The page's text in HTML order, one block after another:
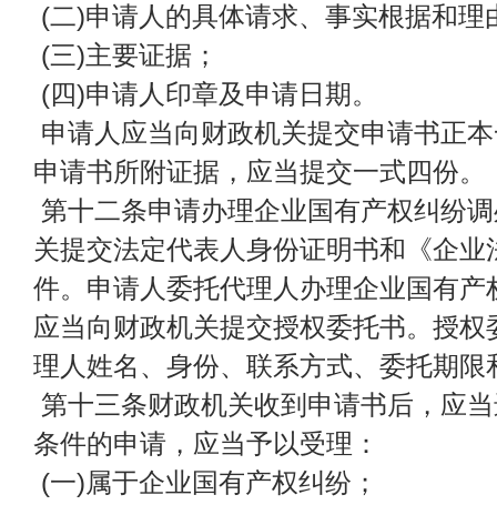
(二)申请人的具体请求、事实根据和理
(三)主要证据；
(四)申请人印章及申请日期。
申请人应当向财政机关提交申请书正
申请书所附证据，应当提交一式四份。
第十二条申请办理企业国有产权纠纷
关提交法定代表人身份证明书和《企
件。申请人委托代理人办理企业国有
应当向财政机关提交授权委托书。授
理人姓名、身份、联系方式、委托期限
第十三条财政机关收到申请书后，应
条件的申请，应当予以受理：
(一)属于企业国有产权纠纷；